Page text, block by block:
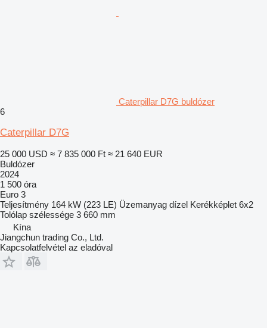
Caterpillar D7G buldózer
6
Caterpillar D7G
25 000 USD ≈ 7 835 000 Ft ≈ 21 640 EUR
Buldózer
2024
1 500 óra
Euro 3
Teljesítmény 164 kW (223 LE) Üzemanyag dízel Kerékképlet 6x2
Tolólap szélessége 3 660 mm
Kína
Jiangchun trading Co., Ltd.
Kapcsolatfelvétel az eladóval